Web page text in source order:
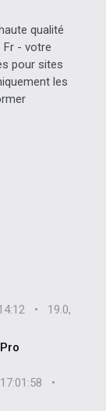
qualité
Fr - votre
pour sites
les
• 19.0,
•